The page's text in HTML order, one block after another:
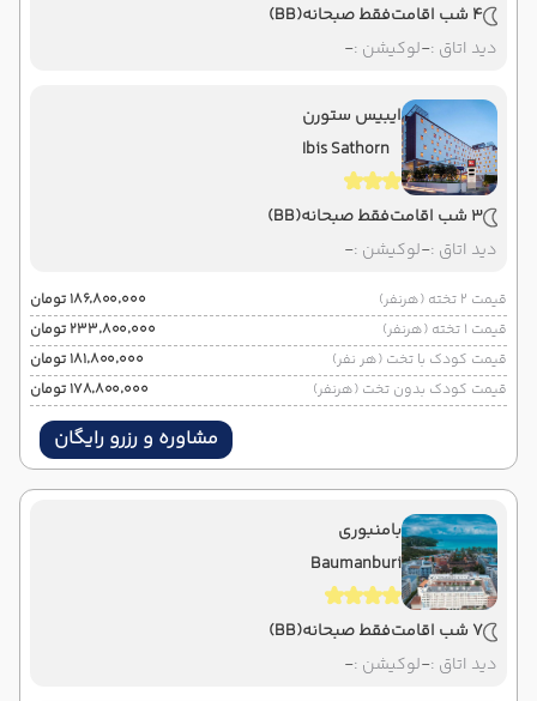
4 شب اقامت فقط صبحانه(BB)
دید اتاق :-لوکیشن :-
ایبیس ستورن
Ibis Sathorn
3 شب اقامت فقط صبحانه(BB)
دید اتاق :-لوکیشن :-
قیمت 2 تخته (هرنفر)
۱۸۶٬۸۰۰٬۰۰۰ تومان
قیمت 1 تخته (هرنفر)
۲۳۳٬۸۰۰٬۰۰۰ تومان
قیمت کودک با تخت (هر نفر)
۱۸۱٬۸۰۰٬۰۰۰ تومان
قیمت کودک بدون تخت (هرنفر)
۱۷۸٬۸۰۰٬۰۰۰ تومان
مشاوره و رزرو رایگان
بامنبوری
Baumanburi
7 شب اقامت فقط صبحانه(BB)
دید اتاق :-لوکیشن :-